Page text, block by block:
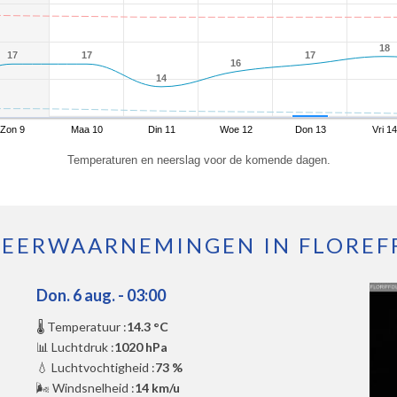
17
17 17
17
14
14
16
16
17
17
18
18
Zon 9 Maa 10 Din 11 Woe 12 Don 13 Vri 14
Temperaturen en neerslag voor de komende dagen.
IN
Don. 6 aug. - 03:00
🌡️ Temperatuur :14.3 °C
📊 Luchtdruk :1020 hPa
💧 Luchtvochtigheid :73 %
🌬️ Windsnelheid :14 km/u